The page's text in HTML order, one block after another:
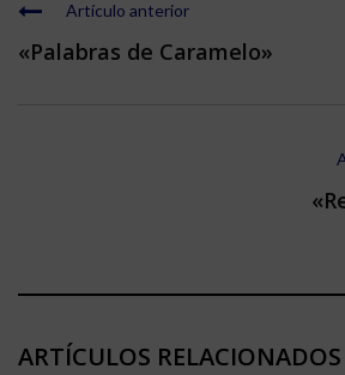
Artículo anterior
«Palabras de Caramelo»
ARTÍCULOS RELACIONADOS